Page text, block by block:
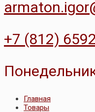
+7 (812)
Главная
Товары